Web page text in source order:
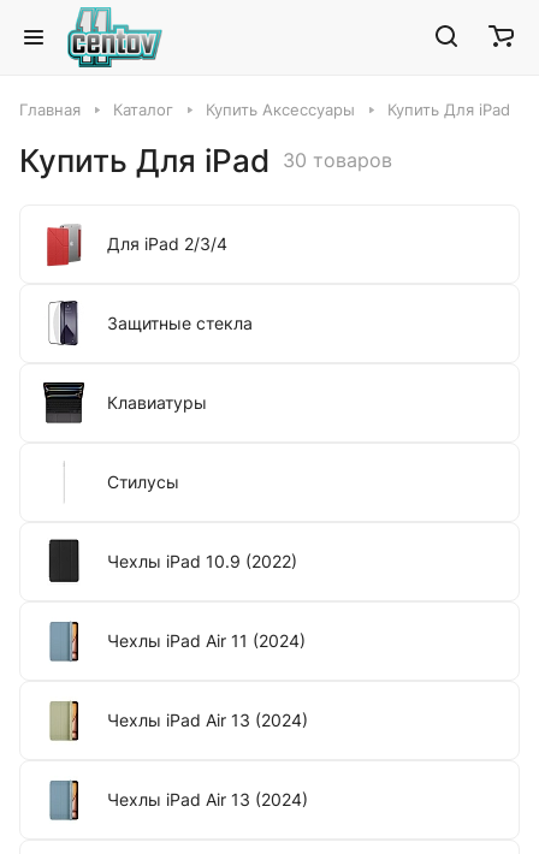
Главная Каталог Купить Аксессуары Купить Для iPad
Купить Для iPad 30 товаров
Для iPad 2/3/4
Защитные стекла
Клавиатуры
Стилусы
Чехлы iPad 10.9 (2022)
Чехлы iPad Air 11 (2024)
Чехлы iPad Air 13 (2024)
Чехлы iPad Air 13 (2024)